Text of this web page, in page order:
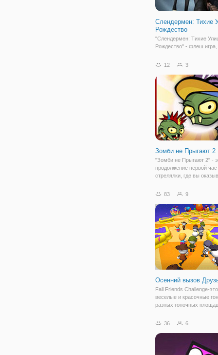
Слендермен: Тихие
Рождество
"Слендермен: Тихие
Рождество" - флеш игра,
атмосфера, а
зимних улицах, где вас
со Слендерменом.
выбраться из этого
12 3
Зомби не Прыгают 2
"Зомби не Прыгают 2" -
продолжение первой
стрелялки, где вы
стрелке вы будете
отважную подругу
оказались в не
83 9
Осенний вызов
Fall Friends Challenge-
веселые и красочные
разных гоночных
Friends Challenge. Цель
продвинуться в каждой
будучи исключенным.
36 6